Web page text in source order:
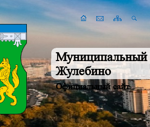
Муниципальный
Жулебино
Официальный сайт